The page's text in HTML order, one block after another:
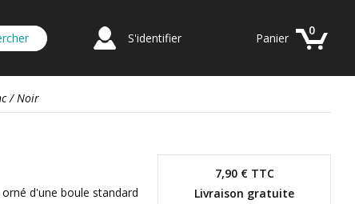
S'identifier
0
Panier
/ Noir
7,90 €TTC
Livraison gratuite
d'une boule standard